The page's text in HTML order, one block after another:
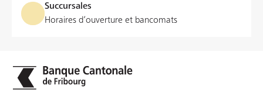
Succursales
Horaires d’ouverture et bancomats